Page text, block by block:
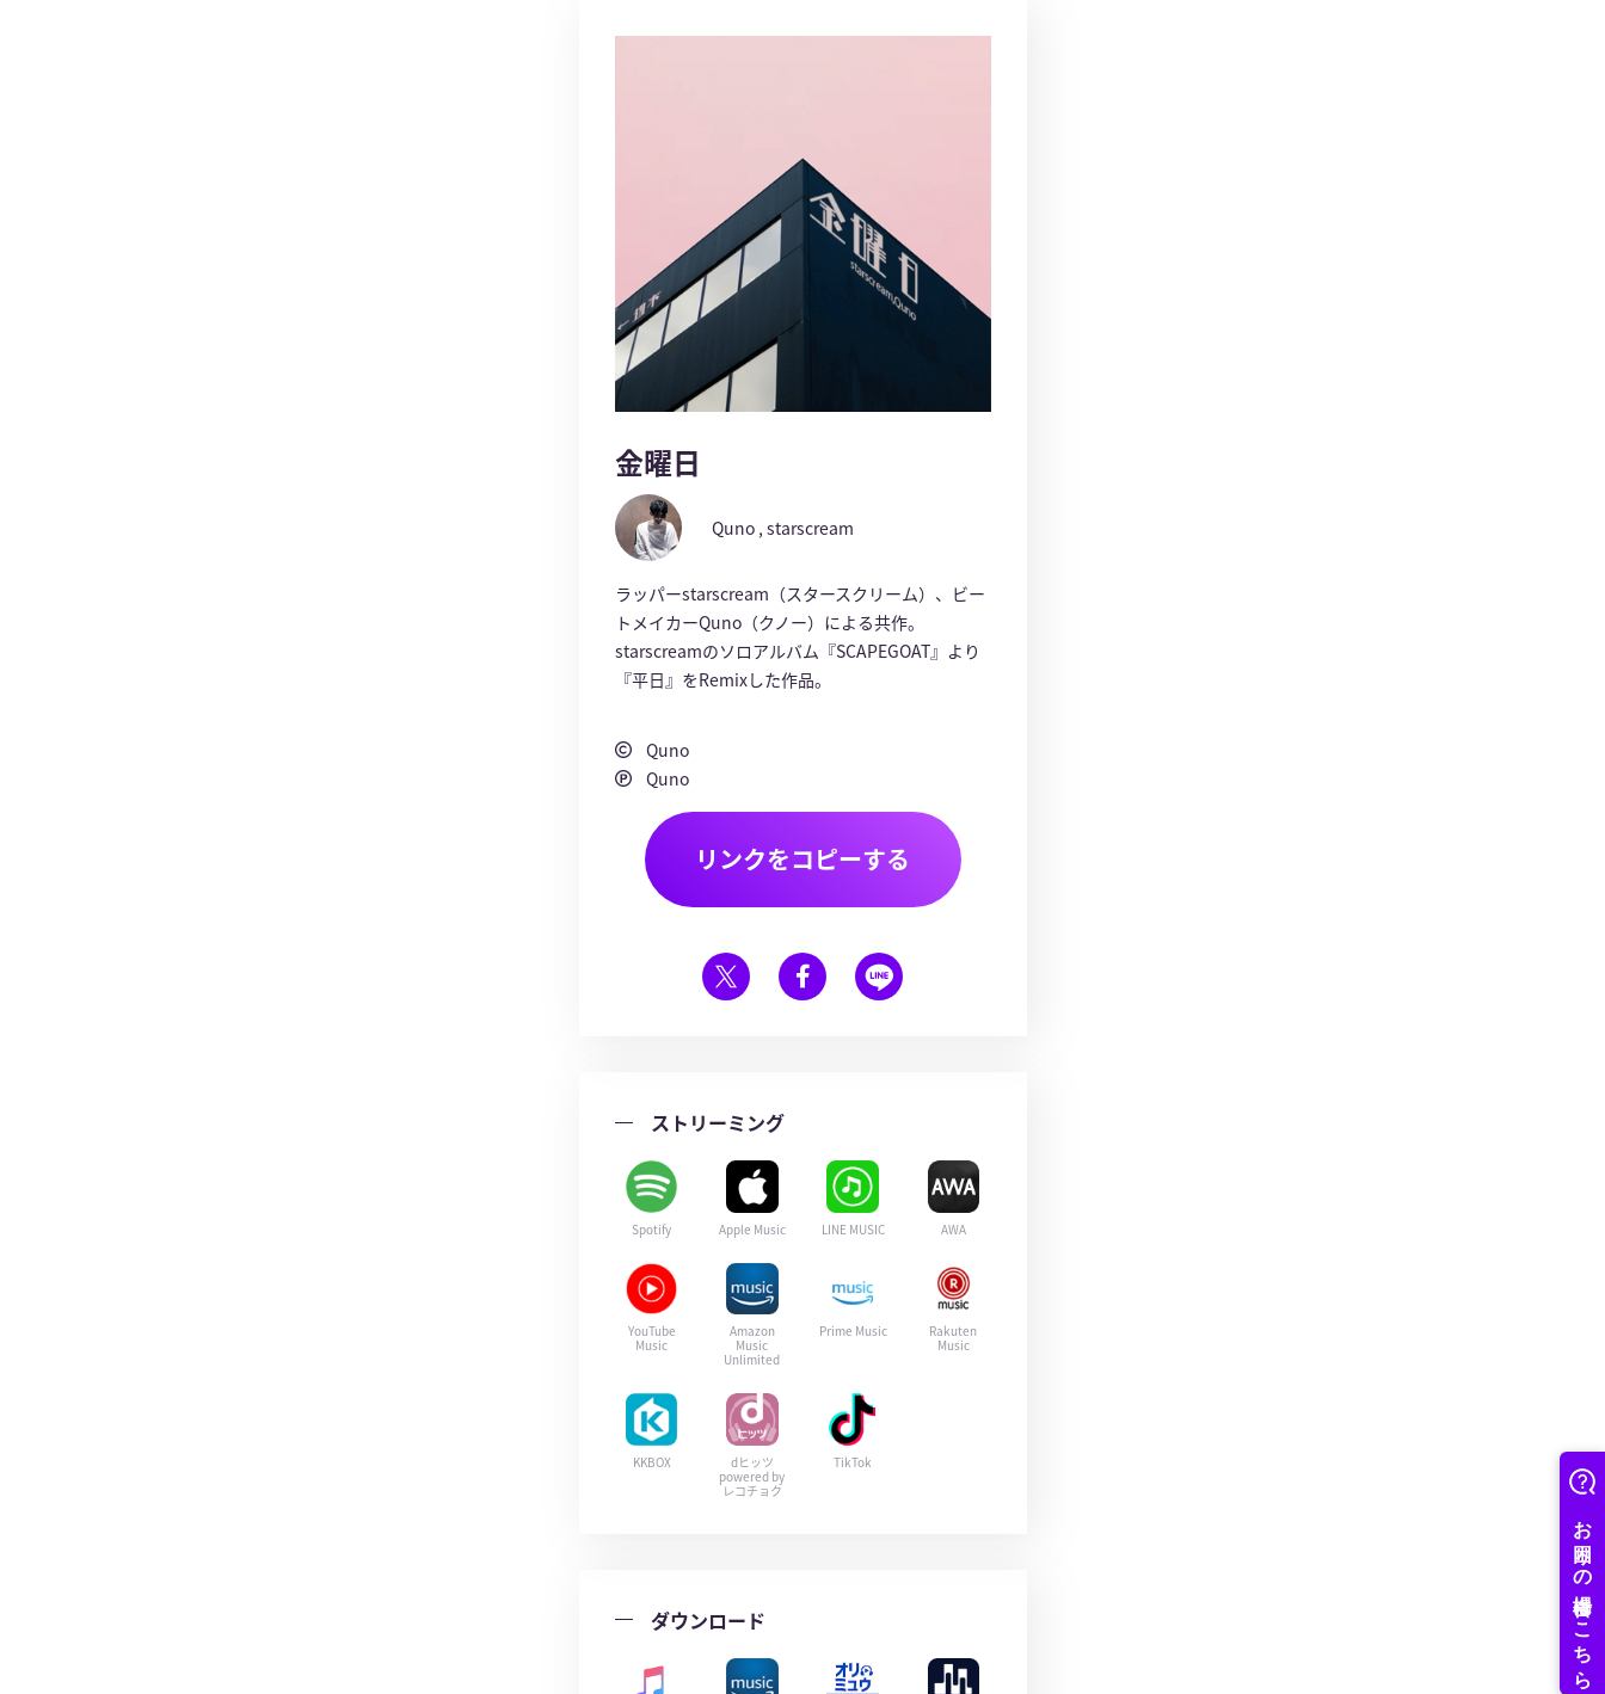
金曜日
Quno , starscream
ラッパーstarscream（スタースクリーム）、ビー
トメイカーQuno（クノー）による共作。
starscreamのソロアルバム『SCAPEGOAT』より
『平日』をRemixした作品。
Quno
Quno
リンクをコピーする
ストリーミング
Spotify Apple Music LINE MUSIC AWA
YouTube
Music
Amazon
Music
Unlimited
Prime Music
Rakuten
Music
KKBOX
dヒッツ
powered by
レコチョク
TikTok
ダウンロード